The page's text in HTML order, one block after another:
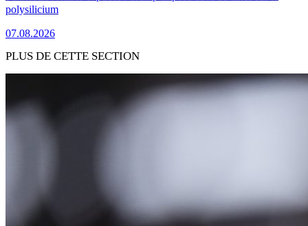
polysilicium
07.08.2026
PLUS DE CETTE SECTION